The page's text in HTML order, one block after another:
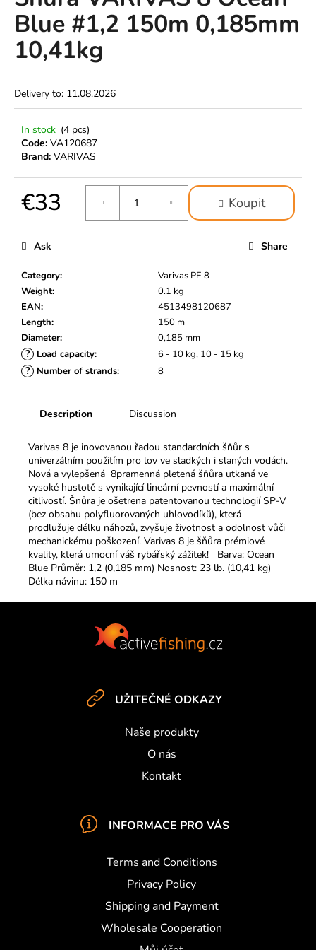
is
0,0
out
of
Blue #1,2 150m 0,185mm
10,41kg
Delivery to: 11.08.2026
In stock (4 pcs)
Code: VA120687
Brand: VARIVAS
€33 Koupit
Category:
Varivas PE 8
Weight:
0.1 kg
EAN:
4513498120687
Length:
150 m
Diameter: 0,185 mm
? Load capacity: 6 - 10 kg, 10 - 15 kg
? Number of strands: 8
Ask Share
Description Discussion
Varivas 8 je inovovanou řadou standardních šňůr s
univerzálním použitím pro lov ve sladkých i slaných vodách.
Nová a vylepšená 8pramenná pletená šňůra utkaná ve
vysoké hustotě s vynikající lineární pevností a maximální
citlivostí. Šnůra je ošetrena patentovanou technologií SP-V
(bez obsahu polyfluorovaných uhlovodíků), která
prodlužuje délku náhozů, zvyšuje životnost a odolnost vůči
mechanickému poškození. Varivas 8 je šňůra prémiové
kvality, která umocní váš rybářský zážitek! Barva: Ocean
Blue Průměr: 1,2 (0,185 mm) Nosnost: 23 lb. (10,41 kg)
Délka návinu: 150 m
i
n
g
o
r
SEARCH
e
o
m
m
UŽITEČNÉ ODKAZY
Naše produkty
O nás
Kontakt
INFORMACE PRO VÁS
Terms and Conditions
Privacy Policy
Shipping and Payment
Wholesale Cooperation